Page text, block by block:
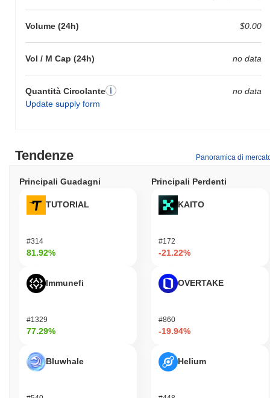
Volume (24h) $0.00
Vol / M Cap (24h) no data
Quantità Circolante
Update supply form
no data
Tendenze Panoramica di
Principali Guadagni
TUTORIAL
#314
81.92%
Immunefi
#1329
77.29%
Bluwhale
Principali Perdenti
KAITO
#172
-21.22%
OVERTAKE
#860
-19.94%
Helium